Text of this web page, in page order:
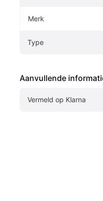
Merk
Type
Aanvullende
Vermeld op Klarna